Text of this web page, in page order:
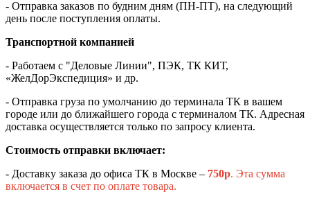
- Отправка заказов по будним дням (ПН-ПТ), на следующий
день после поступления оплаты.
Транспортной компанией
- Работаем с "Деловые Линии", ПЭК, ТК КИТ,
«ЖелДорЭкспедиция» и др.
- Отправка груза по умолчанию до терминала ТК в вашем
городе или до ближайшего города с терминалом ТК. Адресная
доставка осуществляется только по запросу клиента.
Стоимость отправки включает:
- Доставку заказа до офиса ТК в Москве – 750р. Эта сумма
включается в счет по оплате товара.